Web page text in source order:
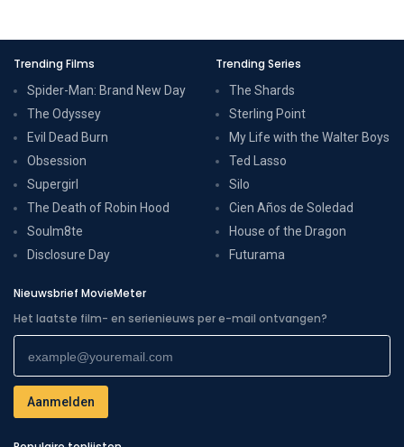
Trending Films
Spider-Man: Brand New Day
The Odyssey
Evil Dead Burn
Obsession
Supergirl
The Death of Robin Hood
Soulm8te
Disclosure Day
Trending Series
The Shards
Sterling Point
My Life with the Walter Boys
Ted Lasso
Silo
Cien Años de Soledad
House of the Dragon
Futurama
Nieuwsbrief MovieMeter
Het laatste film- en serienieuws per e-mail ontvangen?